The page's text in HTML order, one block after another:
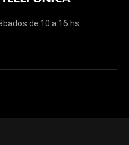
de 10 a 16 hs